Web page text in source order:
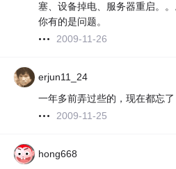
塞、设备掉电、服务器重启。。
你有的是问题。
2009-11-26
erjun11_24
一年多前弄过些的，现在都忘
2009-11-25
hong668